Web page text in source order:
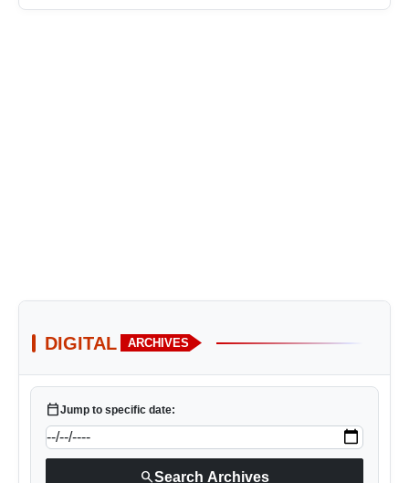
DIGITAL ARCHIVES
calendar_todayJump to specific date:
searchSearch Archives